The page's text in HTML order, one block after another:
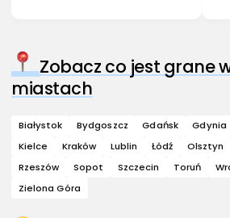
Zobacz co jest grane
miastach
Białystok Bydgoszcz Gdańsk Gdynia
Kielce
Kraków Lublin Łódź Olsztyn
Rzeszów
Sopot Szczecin Toruń
Zielona Góra